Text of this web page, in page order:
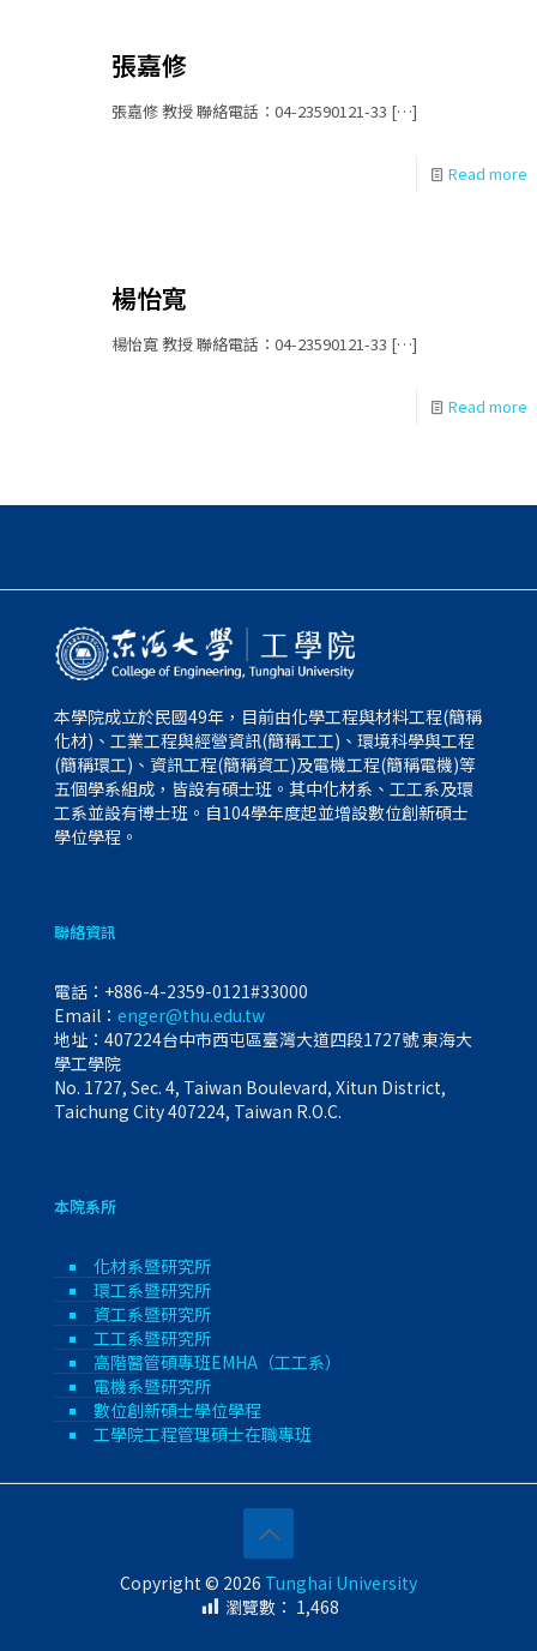
張嘉修
張嘉修 教授 聯絡電話：04-23590121-33 […]
Read more
楊怡寬
楊怡寬 教授 聯絡電話：04-23590121-33 […]
Read more
本學院成立於民國49年，目前由化學工程與材料工程(簡稱
化材)、工業工程與經營資訊(簡稱工工)、環境科學與工程
(簡稱環工)、資訊工程(簡稱資工)及電機工程(簡稱電機)等
五個學系組成，皆設有碩士班。其中化材系、工工系及環
工系並設有博士班。自104學年度起並增設數位創新碩士
學位學程。
聯絡資訊
電話： +886-4-2359-0121#33000
Email： enger@thu.edu.tw
地址：407224台中市西屯區臺灣大道四段1727號 東海大
學工學院
No. 1727, Sec. 4, Taiwan Boulevard, Xitun District,
Taichung City 407224, Taiwan R.O.C.
本院系所
化材系暨研究所
環工系暨研究所
資工系暨研究所
工工系暨研究所
高階醫管碩專班EMHA（工工系）
電機系暨研究所
數位創新碩士學位學程
工學院工程管理碩士在職專班
Copyright © 2026 Tunghai University
瀏覽數： 1,468